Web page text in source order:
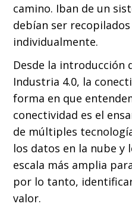
camino. Iban de un
debían ser
individualmente.
Desde la introducción
Industria 4.0, la
forma en que
conectividad es el
de múltiples
los datos en la nube y
escala más amplia
por lo tanto,
valor.